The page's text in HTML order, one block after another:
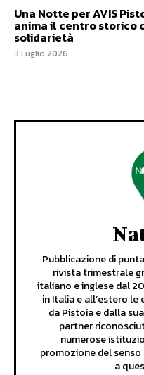
Una Notte per AVIS
anima il centro storico
solidarietà
3 Luglio 2026
Pubblicazione di
rivista trimestrale
italiano e inglese dal
in Italia e all’estero
da Pistoia e dalla
partner
numerose
promozione del
a